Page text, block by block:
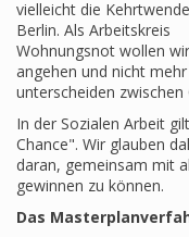
vielleicht die
Berlin. Als Arbeitskreis
Wohnungsnot wollen
angehen und nicht mehr
unterscheiden
In der Sozialen Arbeit
Chance". Wir glauben
daran, gemeinsam mit
gewinnen zu können.
Das